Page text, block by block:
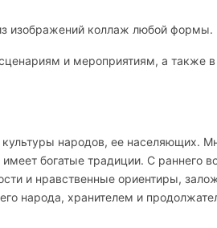
изображений коллаж любой формы.
и мероприятиям, а также в
народов, ее населяющих.
богатые традиции. С раннего
и нравственные ориентиры,
народа, хранителем и